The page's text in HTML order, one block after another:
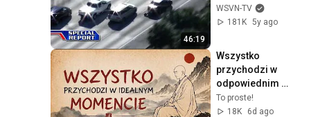
46:19
Dade County
WSVN-TV
181K 5y ago
Wszystko
przychodzi w
odpowiednim
czasie, kiedy
przestajesz
To proste!
18K
6d ago